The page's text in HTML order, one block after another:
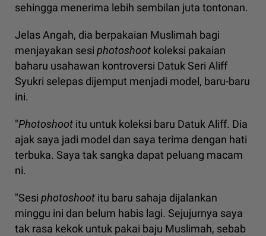
sehingga menerima lebih sembilan juta tontonan.
Jelas Angah, dia berpakaian Muslimah bagi
menjayakan sesi photoshoot koleksi pakaian
baharu usahawan kontroversi Datuk Seri Aliff
Syukri selepas dijemput menjadi model, baru-baru
ini.
"Photoshoot itu untuk koleksi baru Datuk Aliff. Dia
ajak saya jadi model dan saya terima dengan hati
terbuka. Saya tak sangka dapat peluang macam
ni.
"Sesi photoshoot itu baru sahaja dijalankan
minggu ini dan belum habis lagi. Sejujurnya saya
tak rasa kekok untuk pakai baju Muslimah, sebab